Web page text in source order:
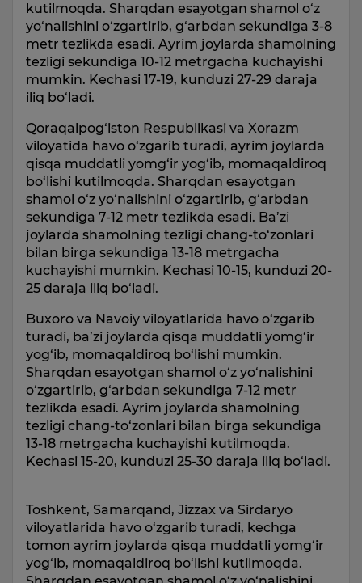
kutilmoqda. Sharqdan esayotgan shamol o‘z
yo‘nalishini o‘zgartirib, g‘arbdan sekundiga 3-8
metr tezlikda esadi. Ayrim joylarda shamolning
tezligi sekundiga 10-12 metrgacha kuchayishi
mumkin. Kechasi 17-19, kunduzi 27-29 daraja
iliq bo‘ladi.
Qoraqalpog‘iston Respublikasi va Xorazm
viloyatida havo o‘zgarib turadi, ayrim joylarda
qisqa muddatli yomg‘ir yog‘ib, momaqaldiroq
bo‘lishi kutilmoqda. Sharqdan esayotgan
shamol o‘z yo‘nalishini o‘zgartirib, g‘arbdan
sekundiga 7-12 metr tezlikda esadi. Ba’zi
joylarda shamolning tezligi chang-to‘zonlari
bilan birga sekundiga 13-18 metrgacha
kuchayishi mumkin. Kechasi 10-15, kunduzi 20-
25 daraja iliq bo‘ladi.
Buxoro va Navoiy viloyatlarida havo o‘zgarib
turadi, ba’zi joylarda qisqa muddatli yomg‘ir
yog‘ib, momaqaldiroq bo‘lishi mumkin.
Sharqdan esayotgan shamol o‘z yo‘nalishini
o‘zgartirib, g‘arbdan sekundiga 7-12 metr
tezlikda esadi. Ayrim joylarda shamolning
tezligi chang-to‘zonlari bilan birga sekundiga
13-18 metrgacha kuchayishi kutilmoqda.
Kechasi 15-20, kunduzi 25-30 daraja iliq bo‘ladi.
Toshkent, Samarqand, Jizzax va Sirdaryo
viloyatlarida havo o‘zgarib turadi, kechga
tomon ayrim joylarda qisqa muddatli yomg‘ir
yog‘ib, momaqaldiroq bo‘lishi kutilmoqda.